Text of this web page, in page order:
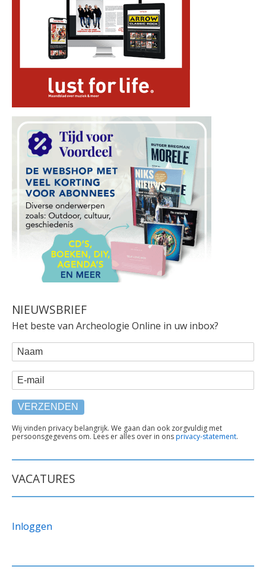
NIEUWSBRIEF
Het beste van Archeologie Online in uw inbox?
WEBFORM
Naam
E-mail
TEKST
ONDER
Wij vinden privacy belangrijk. We gaan dan ook zorgvuldig met
persoonsgegevens om. Lees er alles over in onsprivacy-statement.
VACATURES
Inloggen